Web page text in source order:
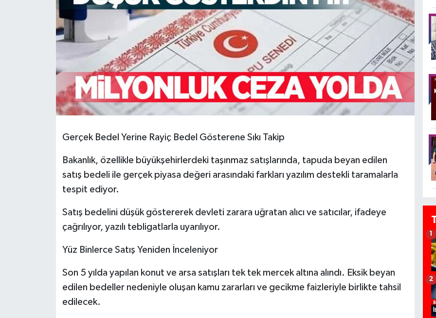
Gerçek Bedel Yerine Rayiç Bedel Gösterene Sıkı Takip
Bakanlık, özellikle büyükşehirlerdeki taşınmaz satışlarında, tapuda beyan edilen
satış bedeli ile gerçek piyasa değeri arasındaki farkları yazılım destekli taramalarla
tespit ediyor.
Satış bedelini düşük göstererek devleti zarara uğratan alıcı ve satıcılar, ifadeye
çağrılıyor, yazılı tebligatlarla uyarılıyor.
Yüz Binlerce Satış Yeniden İnceleniyor
Son 5 yılda yapılan konut ve arsa satışları tek tek mercek altına alındı. Eksik beyan
edilen bedeller nedeniyle oluşan kamu zararları ve gecikme faizleriyle birlikte tahsil
edilecek.
1
2
MAGAZİN
POLİTİKA
RESMİ İLANLAR
Tarihi Yapılarımız